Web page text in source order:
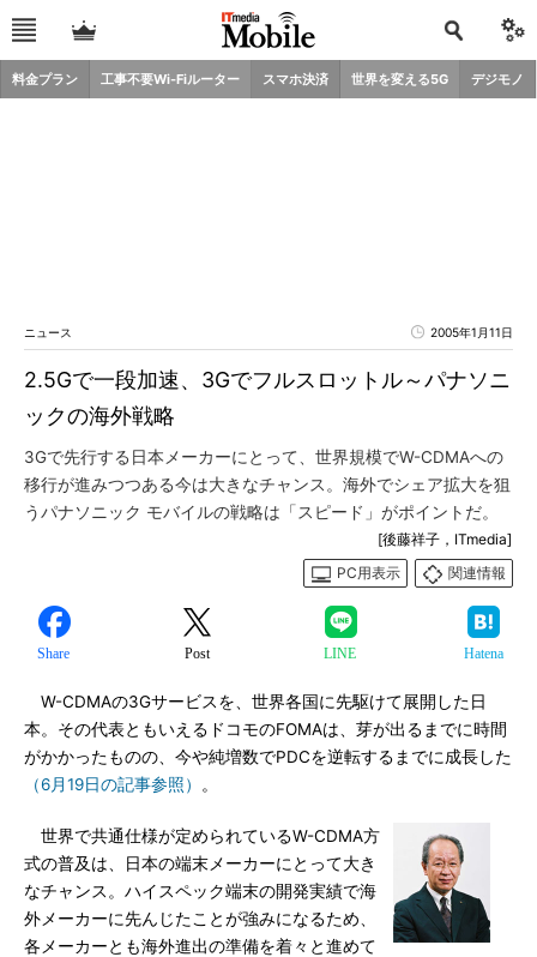
料金プラン 工事不要Wi-Fiルーター スマホ決済 世界を変える5G デジモノ
ニュース 2005年1月11日
2.5Gで一段加速、3Gでフルスロットル～パナソニ
ックの海外戦略
3Gで先行する日本メーカーにとって、世界規模でW-CDMAへの
移行が進みつつある今は大きなチャンス。海外でシェア拡大を狙
うパナソニック モバイルの戦略は「スピード」がポイントだ。
[後藤祥子，ITmedia]
PC用表示
関連情報
Share Post LINE Hatena
W-CDMAの3Gサービスを、世界各国に先駆けて展開した日
本。その代表ともいえるドコモのFOMAは、芽が出るまでに時間
がかかったものの、今や純増数でPDCを逆転するまでに成長した
（6月19日の記事参照）
。
世界で共通仕様が定められているW-CDMA方
式の普及は、日本の端末メーカーにとって大き
なチャンス。ハイスペック端末の開発実績で海
外メーカーに先んじたことが強みになるため、
各メーカーとも海外進出の準備を着々と進めて